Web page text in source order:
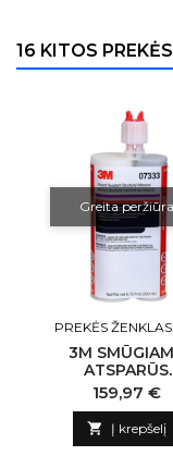
16 KITOS
Greita peržiūra
PREKĖS ŽENKLAS:
3M
ATSPARŪS
STRUKTŪRINIAI
200ML
Kaina
159,97 €
 Į krepšelį